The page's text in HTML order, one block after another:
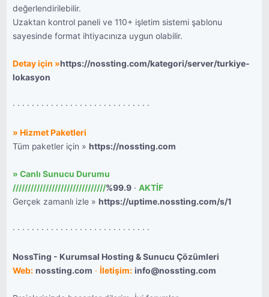
değerlendirilebilir.
Uzaktan kontrol paneli ve 110+ işletim sistemi şablonu
sayesinde format ihtiyacınıza uygun olabilir.
Detay için »https://nossting.com/kategori/server/turkiye-
lokasyon
· · · · · · · · · · · · · · · · · · · · · · · · · · · · ·
» Hizmet Paketleri
Tüm paketler için »https://nossting.com
» Canlı Sunucu Durumu
///////////////////////////////%99.9 ·AKTİF
Gerçek zamanlı izle »https://uptime.nossting.com/s/1
· · · · · · · · · · · · · · · · · · · · · · · · · · · · ·
NossTing - Kurumsal Hosting & Sunucu Çözümleri
Web: nossting.com ·İletişim: info@nossting.com